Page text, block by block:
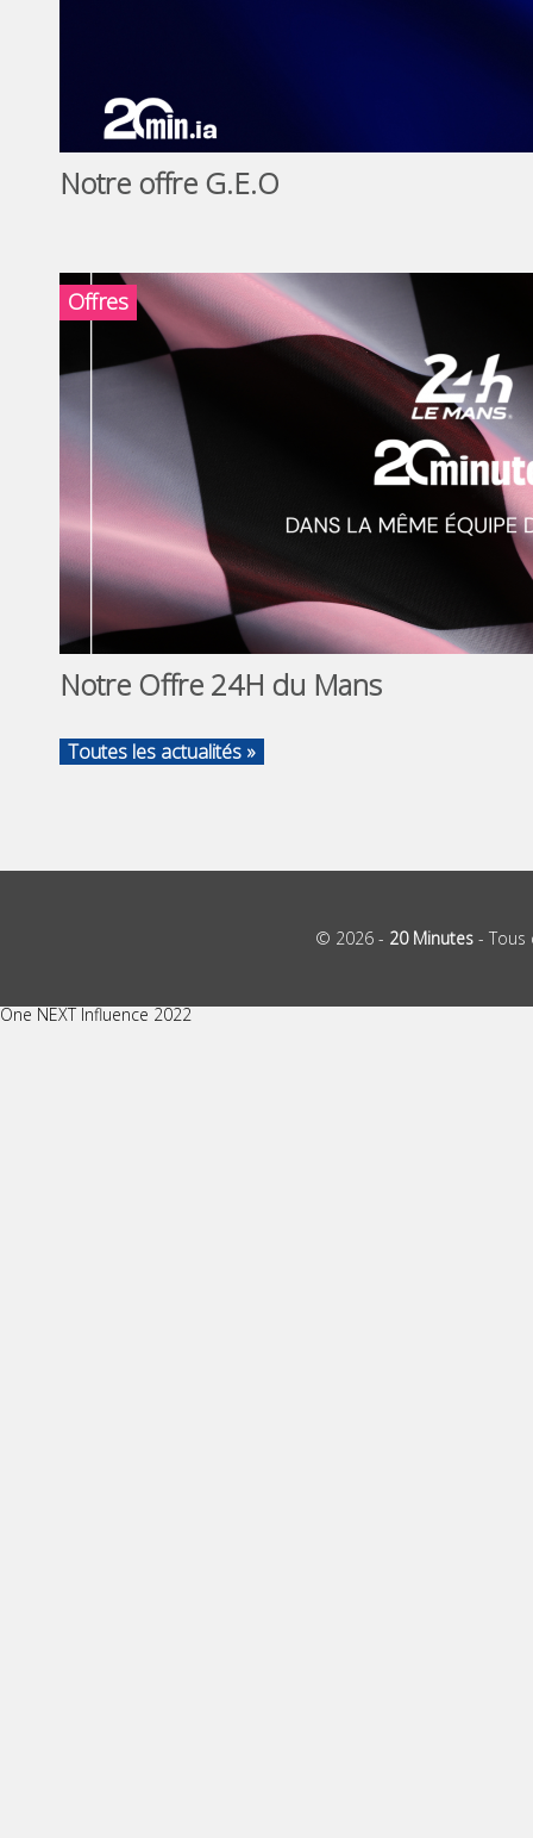
Notre offre G.E.O
Offres
Notre Offre 24H du Mans
Toutes les actualités »
© 2026 - 20 Minutes -
One NEXT Influence 2022